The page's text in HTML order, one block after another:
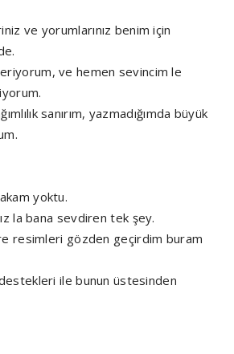
ve yorumlarınız benim için
ve hemen sevincim le
sanırım, yazmadığımda büyük
yoktu.
la bana sevdiren tek şey.
resimleri gözden geçirdim buram
ile bunun üstesinden